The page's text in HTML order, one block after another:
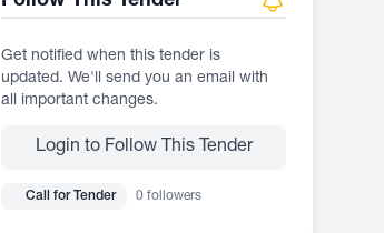
Get notified when this tender is
updated. We'll send you an email with
all important changes.
Login to Follow This Tender
Call for Tender 0 followers